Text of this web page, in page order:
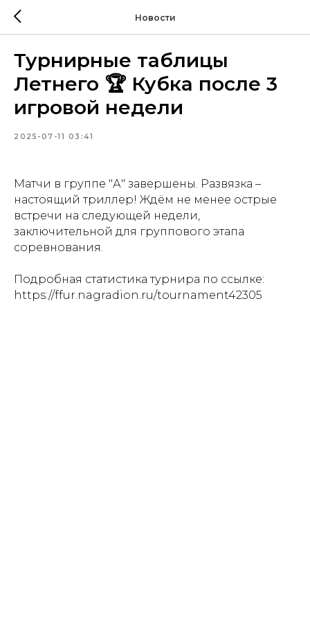
Новости
Турнирные таблицы
Летнего 🏆 Кубка после 3
игровой недели
2025-07-11 03:41
Матчи в группе "А" завершены. Развязка –
настоящий триллер! Ждём не менее острые
встречи на следующей недели,
заключительной для группового этапа
соревнования.
Подробная статистика турнира по ссылке:
https://ffur.nagradion.ru/tournament42305